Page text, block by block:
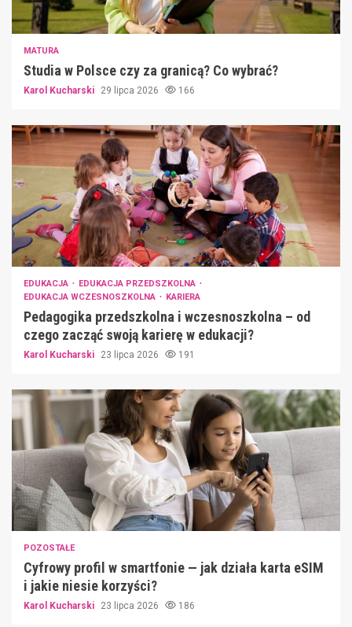
MATURA
Studia w Polsce czy za granicą? Co wybrać?
Karol Kucharski 29 lipca 2026 166
EDUKACJA
EDUKACJA PRZEDSZKOLNA
EDUKACJA WCZESNOSZKOLNA
KARIERA
Pedagogika przedszkolna i wczesnoszkolna – od
czego zacząć swoją karierę w edukacji?
Karol Kucharski 23 lipca 2026 191
POZOSTAŁE
Cyfrowy profil w smartfonie — jak działa karta eSIM
i jakie niesie korzyści?
Karol Kucharski 23 lipca 2026 186